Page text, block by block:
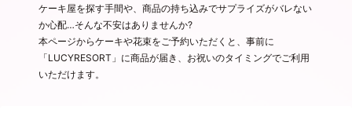
ケーキ屋を探す手間や、商品の持ち込みでサプライズがバレない
か心配…そんな不安はありませんか?
本ページからケーキや花束をご予約いただくと、事前に
「LUCYRESORT」に商品が届き、お祝いのタイミングでご利用
いただけます。